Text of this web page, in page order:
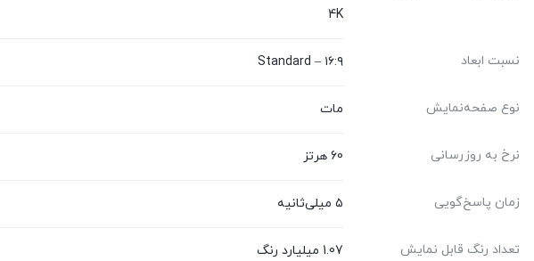
4K
نسبت ابعاد ۱۶:۹ – Standard
نوع صفحه‌نمایش مات
نرخ به روزرسانی 60 هرتز
زمان پاسخ‌گویی ۵ میلی‌ثانیه
تعداد رنگ قابل نمایش 1.07 میلیارد رنگ